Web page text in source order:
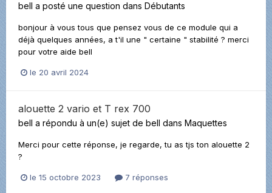
bell a posté une question dans Débutants
bonjour à vous tous que pensez vous de ce module qui a
déjà quelques années, a t'il une " certaine " stabilité ? merci
pour votre aide bell
le 20 avril 2024
alouette 2 vario et T rex 700
bell a répondu à un(e) sujet de bell dans Maquettes
Merci pour cette réponse, je regarde, tu as tjs ton alouette 2
?
le 15 octobre 2023 7 réponses